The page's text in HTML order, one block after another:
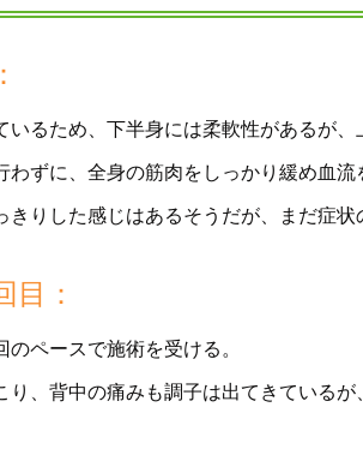
いるため、下半身には柔軟性があるが、
わずに、全身の筋肉をしっかり緩め血流
きりした感じはあるそうだが、まだ症状
目：
のペースで施術を受ける。
り、背中の痛みも調子は出てきている